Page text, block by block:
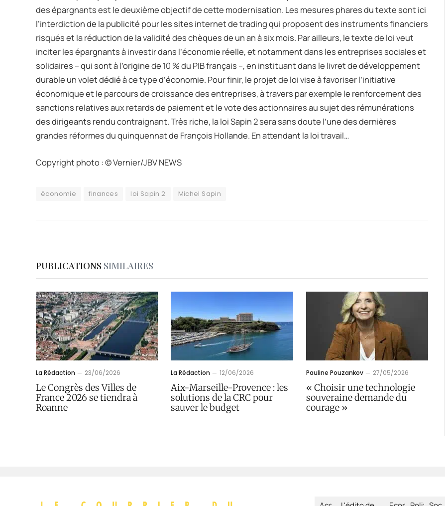
des épargnants est le deuxième objectif de cette modernisation. Les mesures phares du texte sont ici
l’interdiction de la publicité pour les sites internet de trading qui proposent des instruments financiers
risqués et la réduction de la validité des chèques de un an à six mois. Par ailleurs, le texte de loi veut
inciter les épargnants à investir dans l’économie réelle, et notamment dans les entreprises sociales et
solidaires – qui sont à l’origine de 10 % du PIB français –, en instituant dans le livret de développement
durable un volet dédié à ce type d’économie. Pour finir, le projet de loi vise à favoriser l’initiative
économique et le parcours de croissance des entreprises, à travers par exemple le renforcement des
sanctions relatives aux retards de paiement et le vote des actionnaires au sujet des rémunérations
des dirigeants rendu contraignant. Très riche, la loi Sapin 2 sera sans doute l’une des dernières
grandes réformes du quinquennat de François Hollande. En attendant la loi travail…
Copyright photo : © Vernier/JBV NEWS
économie finances loi Sapin 2 Michel Sapin
PUBLICATIONS SIMILAIRES
La Rédaction 23/06/2026
Le Congrès des Villes de
France 2026 se tiendra à
Roanne
La Rédaction 12/06/2026
Aix-Marseille-Provence : les
solutions de la CRC pour
sauver le budget
Pauline Pouzankov 27/05/2026
« Choisir une technologie
souveraine demande du
courage »